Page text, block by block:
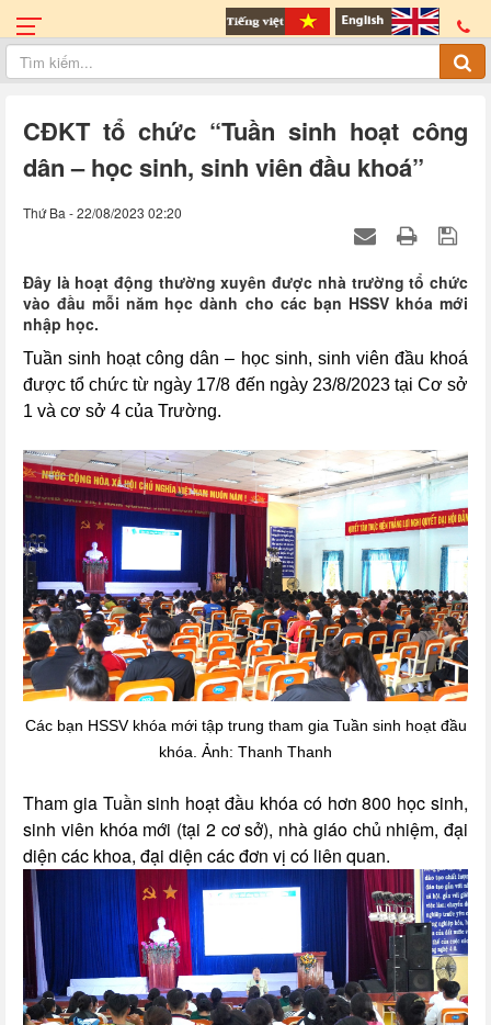
CĐKT tổ chức “Tuần sinh hoạt công
dân – học sinh, sinh viên đầu khoá”
Thứ Ba - 22/08/2023 02:20
Đây là hoạt động thường xuyên được nhà trường tổ chức
vào đầu mỗi năm học dành cho các bạn HSSV khóa mới
nhập học.
Tuần sinh hoạt công dân – học sinh, sinh viên đầu khoá
được tổ chức từ ngày 17/8 đến ngày 23/8/2023 tại Cơ sở
1 và cơ sở 4 của Trường.
Các bạn HSSV khóa mới tập trung tham gia Tuần sinh hoạt đầu
khóa. Ảnh: Thanh Thanh
Tham gia Tuần sinh hoạt đầu khóa có hơn 800 học sinh,
sinh viên khóa mới (tại 2 cơ sở), nhà giáo chủ nhiệm, đại
diện các khoa, đại diện các đơn vị có liên quan.